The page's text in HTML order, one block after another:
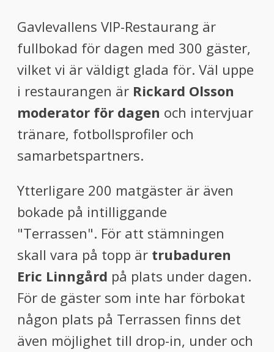
Gavlevallens VIP-Restaurang är
fullbokad för dagen med 300 gäster,
vilket vi är väldigt glada för. Väl uppe
i restaurangen är Rickard Olsson
moderator för dagen och intervjuar
tränare, fotbollsprofiler och
samarbetspartners.
Ytterligare 200 matgäster är även
bokade på intilliggande
"Terrassen". För att stämningen
skall vara på topp är trubaduren
Eric Linngård på plats under dagen.
För de gäster som inte har förbokat
någon plats på Terrassen finns det
även möjlighet till drop-in, under och